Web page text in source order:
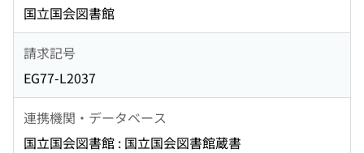
国立国会図書館
請求記号
EG77-L2037
連携機関・データベース
国立国会図書館 : 国立国会図書館蔵書